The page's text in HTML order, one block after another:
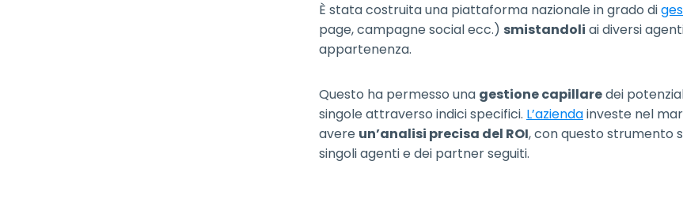
È stata costruita una piattaforma nazionale in grado di
page, campagne social ecc.) smistandoli ai diversi
appartenenza.
Questo ha permesso una gestione capillaredei
singole attraverso indici specifici. L’aziendainveste nel
avere un’analisi precisa del ROI, con questo strumento
singoli agenti e dei partner seguiti.